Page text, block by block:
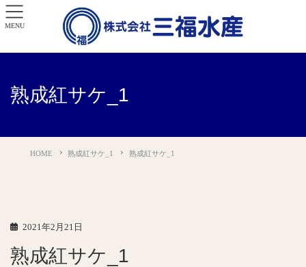
熟成紅サケ_1
HOME 熟成紅サケ_1 熟成紅サケ_1
2021年2月21日
熟成紅サケ_1
MENU